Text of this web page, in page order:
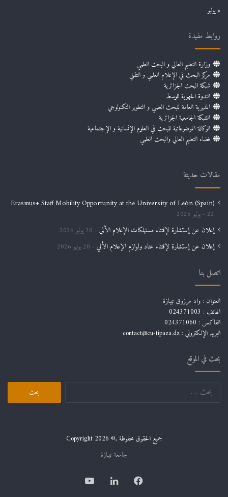
« يوليو
روابط مفيدة
وزارة التعليم العالي و البحث العلمي
مركز البحث في الإعلام العلمي و التقني
شبكة البحث الجزائرية
الندوة الجهوية للوسط
المديرية العامة للبحث العلمي و التطوير التكنولوجي
الشبكة الجامعية الجزائرية
الوكالة الموضوعاتية للبحث في العلوم الإنسانية و الإجتماعية
فضاء التعليم العالي والبحث العلمي
مقالات حديثة
Erasmus+ Staff Mobility Opportunity at the University of León (Spain)
22 يوليو 2026
إعلان عن إستشارة لإقتناء مستهلكات الإعلام الألي 20 يوليو 2026
إعلان عن إستشارة لإقتناء عتاد ولوازم الإعلام الألي 20 يوليو 2026
اتصل بنا
العنوان : واد مرزوق تيبازة
الهاتف : 024371003
الفاكس : 024371060
البريد الإلكتروني : contact@cu-tipaza.dz
بحث في الموقع
البحث
جميع الحقوق محفوظة ,© Copyright 2026
جامعة تيبازة
فيسبوكلينكدإن يوتيوب